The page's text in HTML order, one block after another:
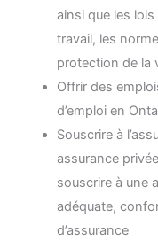
ainsi que les
travail, les
protection de la
Offrir des
d’emploi en
Souscrire à
assurance
souscrire à une
adéquate,
d’assurance